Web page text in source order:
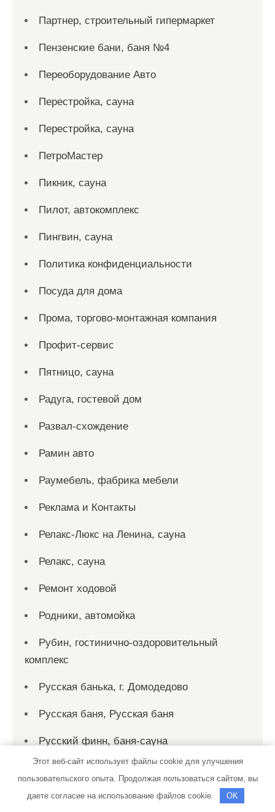
Партнер, строительный гипермаркет
Пензенские бани, баня №4
Переоборудование Авто
Перестройка, сауна
Перестройка, сауна
ПетроМастер
Пикник, сауна
Пилот, автокомплекс
Пингвин, сауна
Политика конфиденциальности
Посуда для дома
Прома, торгово-монтажная компания
Профит-сервис
Пятницо, сауна
Радуга, гостевой дом
Развал-схождение
Рамин авто
Раумебель, фабрика мебели
Реклама и Контакты
Релакс-Люкс на Ленина, сауна
Релакс, сауна
Ремонт ходовой
Родники, автомойка
Рубин, гостинично-оздоровительный
комплекс
Русская банька, г. Домодедово
Русская баня, Русская баня
Русский финн, баня-сауна
Рыбка, сауна
Рэн, сервисный автокомплекс
Этот веб-сайт использует файлы cookie для улучшения
пользовательского опыта. Продолжая пользоваться сайтом, вы
даете согласие на использование файлов cookie.
OK